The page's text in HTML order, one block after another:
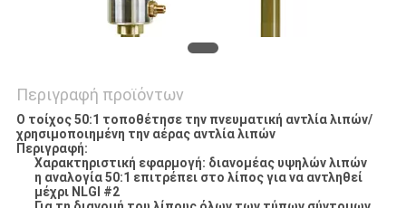
Περιγραφή προϊόντων
Ο τοίχος 50:1 τοποθέτησε την πνευματική αντλία λιπών/
χρησιμοποιημένη την αέρας αντλία λιπών
Περιγραφή:
Χαρακτηριστική εφαρμογή: διανομέας υψηλών λιπών
η αναλογία 50:1 επιτρέπει στο λίπος για να αντληθεί
μέχρι NLGI #2